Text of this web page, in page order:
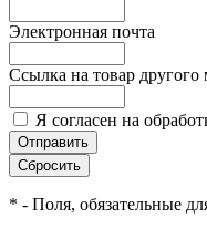
Электронная почта
Ссылка на товар другого
Я согласен на
* - Поля, обязательные